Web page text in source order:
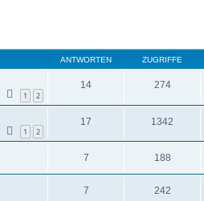
ANTWORTEN ZUGRIFFE
1 2
14 274
1 2
17 1342
7 188
7 242